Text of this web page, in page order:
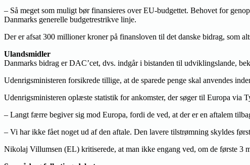
– Så meget som muligt bør finansieres over EU-budgettet. Behovet for
Danmarks generelle budgetrestrikve linje.
Der er afsat 300 millioner kroner på finansloven til det danske bidrag, som
Ulandsmidler
Danmarks bidrag er DAC’cet, dvs. indgår i bistanden til udviklingslande,
Udenrigsministeren forsikrede tillige, at de sparede penge skal anvendes
Udenrigsministeren oplæste statistik for ankomster, der søger til Europa via
– Langt færre begiver sig mod Europa, fordi de ved, at der er en aftalem
– Vi har ikke fået noget ud af den aftale. Den lavere tilstrømning skyldes
Nikolaj Villumsen (EL) kritiserede, at man ikke engang ved, om de første 3